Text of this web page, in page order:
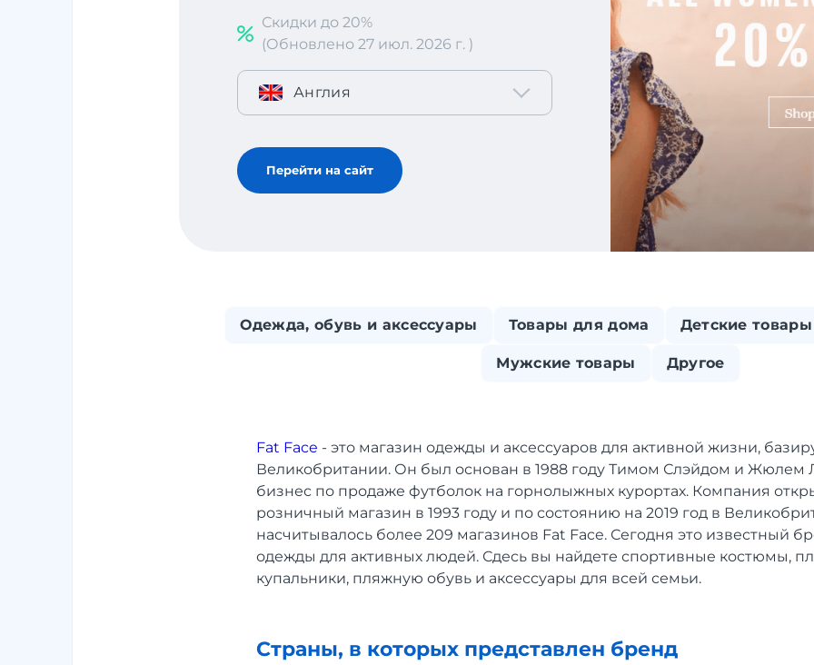
Скидки до 20%
(Обновлено 27 июл. 2026 г. )
Англия
Перейти на сайт
Одежда, обувь и аксессуары Товары для дома Детские товары
Мужские товары Другое
Fat Face - это магазин одежды и аксессуаров для активной жизни,
Великобритании. Он был основан в 1988 году Тимом Слэйдом и Жюлем
бизнес по продаже футболок на горнолыжных курортах. Компания
розничный магазин в 1993 году и по состоянию на 2019 год в
насчитывалось более 209 магазинов Fat Face. Сегодня это известный
одежды для активных людей. Сдесь вы найдете спортивные костюмы,
купальники, пляжную обувь и аксессуары для всей семьи.
Страны, в которых представлен бренд